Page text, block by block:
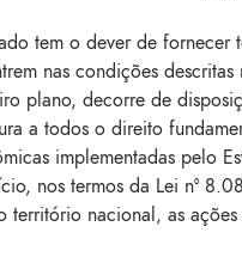
tem o dever de fornecer
nas condições
plano, decorre de
a todos o direito
implementadas pelo
nos termos da Lei nº
território nacional, as ações